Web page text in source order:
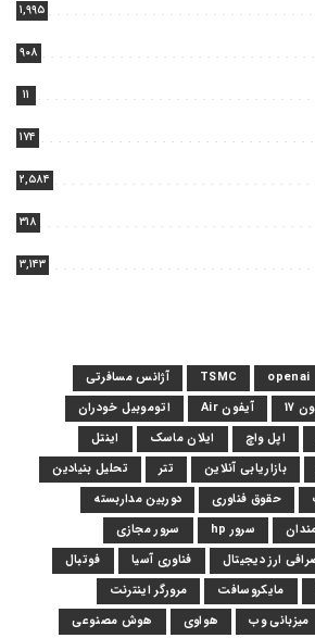
۱,۹۹۵
۹۰۸
۱۱
۱۷۴
۲,۵۸۴
۳۱۸
۳,۱۴۳
openai
TSMC
آژانس مسافرتی
17 آیفون Air
اتوموبیل خودران
اپل واچ ایلان ماسک
اینتل
بازاریابی آنلاین تتر
تحلیل بنیادین
حقوق فناوری
دوربین مداربسته
سرور hp
سرور مجازی
ارز دیجیتال فناوری آسیا
فوتبال
مایکروسافت
مرورگر اینترنت
میزبانی وب هواوی هوش مصنوعی